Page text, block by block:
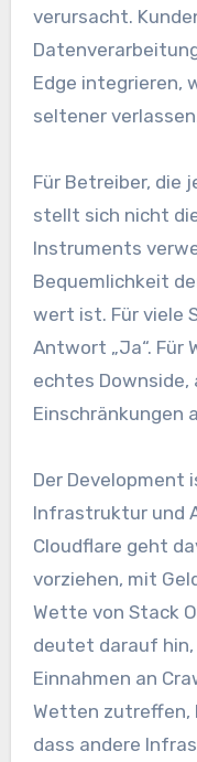
verursacht.
Edge integrieren,
seltener
Für Betreiber, die
stellt sich nicht
Instruments
Bequemlichkeit
wert ist. Für viele
Antwort „Ja“. Für
echtes
Einschränkungen
Der Development
Infrastruktur und
Cloudflare geht
vorziehen, mit
Wette von Stack
deutet darauf
Einnahmen an
Wetten zutreffen,
dass andere